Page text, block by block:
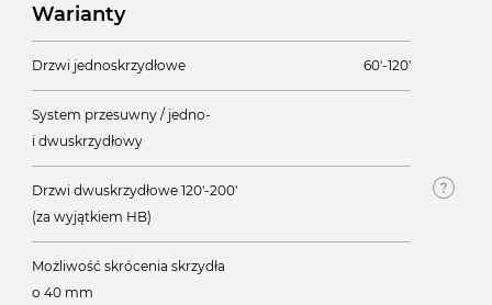
Warianty
Drzwi jednoskrzydłowe 60'-120'
System przesuwny / jedno-
i dwuskrzydłowy
Drzwi dwuskrzydłowe 120'-200'
(za wyjątkiem HB)
Możliwość skrócenia skrzydła
o 40 mm